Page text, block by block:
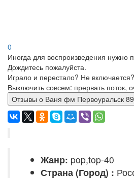
0
Иногда для воспроизведения нужно
Дождитесь пожалуйста.
Играло и перестало? Не
Выключить совсем: прервать поток,
Отзывы о Ваня фм Первоуральск
Жанр: pop,top-40
Страна (Город) :